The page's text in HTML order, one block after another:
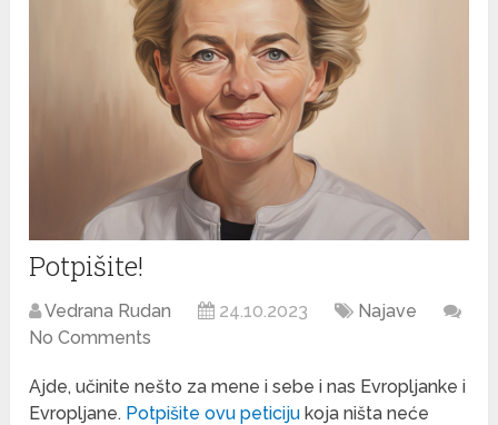
Potpišite!
Vedrana Rudan 24.10.2023
Najave
No Comments
Ajde, učinite nešto za mene i sebe i nas Evropljanke i
Evropljane. Potpišite ovu peticiju koja ništa neće